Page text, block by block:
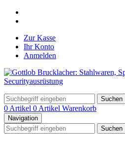
Zur Kasse
Ihr Konto
Anmelden
Suchen
0 Artikel 0 Artikel Warenkorb
Navigation
Suchen